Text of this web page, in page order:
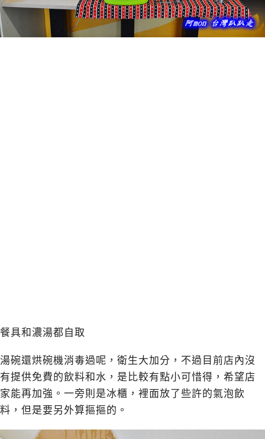
餐具和濃湯都自取
湯碗還烘碗機消毒過呢，衛生大加分，不過目前店內沒
有提供免費的飲料和水，是比較有點小可惜得，希望店
家能再加強。一旁則是冰櫃，裡面放了些許的氣泡飲
料，但是要另外算摳摳的。